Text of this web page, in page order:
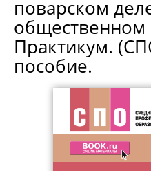
поварском
общественном
Практикум.
пособие.